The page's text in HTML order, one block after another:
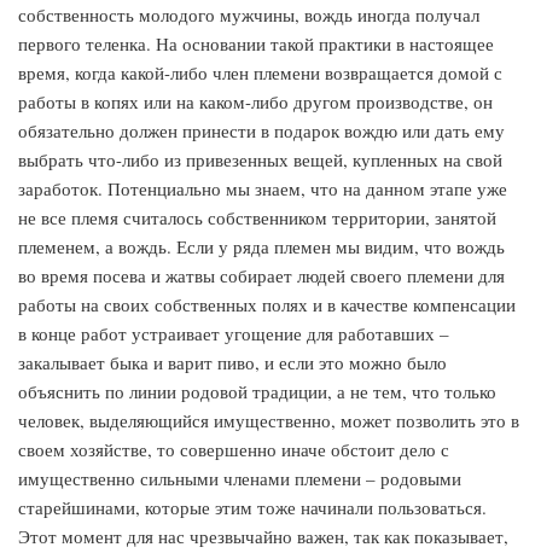
собственность молодого мужчины, вождь иногда получал
первого теленка. На основании такой практики в настоящее
время, когда какой-либо член племени возвращается домой с
работы в копях или на каком-либо другом производстве, он
обязательно должен принести в подарок вождю или дать ему
выбрать что-либо из привезенных вещей, купленных на свой
заработок. Потенциально мы знаем, что на данном этапе уже
не все племя считалось собственником территории, занятой
племенем, а вождь. Если у ряда племен мы видим, что вождь
во время посева и жатвы собирает людей своего племени для
работы на своих собственных полях и в качестве компенсации
в конце работ устраивает угощение для работавших –
закалывает быка и варит пиво, и если это можно было
объяснить по линии родовой традиции, а не тем, что только
человек, выделяющийся имущественно, может позволить это в
своем хозяйстве, то совершенно иначе обстоит дело с
имущественно сильными членами племени – родовыми
старейшинами, которые этим тоже начинали пользоваться.
Этот момент для нас чрезвычайно важен, так как показывает,